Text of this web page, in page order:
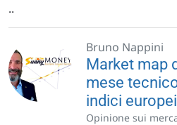
..
Bruno Nappini
Market map
mese
indici europei
Opinione sui